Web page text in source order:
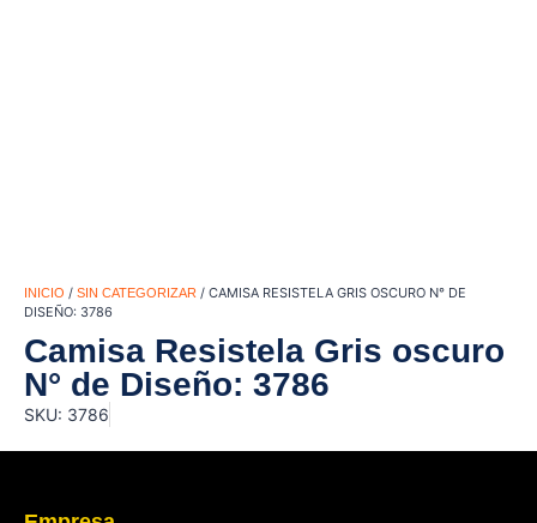
INICIO / SIN CATEGORIZAR / CAMISA RESISTELA GRIS OSCURO N° DE
DISEÑO: 3786
Camisa Resistela Gris oscuro
N° de Diseño: 3786
SKU: 3786